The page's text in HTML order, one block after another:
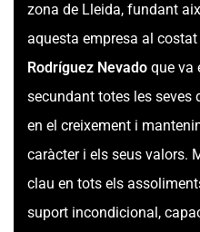
zona de Lleida, fundant
aquesta empresa al
Rodríguez Nevado que va
secundant totes les seves
en el creixement i
caràcter i els seus valors.
clau en tots els
suport incondicional,